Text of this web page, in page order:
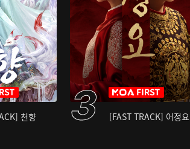
천향 [FAST TRACK] 어정요